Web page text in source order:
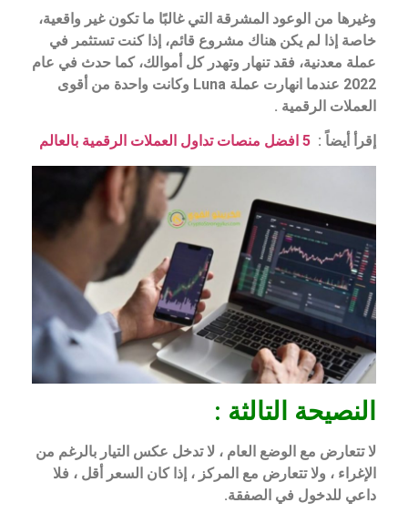
وغيرها من الوعود المشرقة التي غالبًا ما تكون غير واقعية،
خاصة إذا لم يكن هناك مشروع قائم، إذا كنت تستثمر في
عملة معدنية، فقد تنهار وتهدر كل أموالك، كما حدث في عام
2022 عندما انهارت عملة Luna وكانت واحدة من أقوى
العملات الرقمية .
إقرأ أيضاً : 5 افضل منصات تداول العملات الرقمية بالعالم
النصيحة التالثة :
لا تتعارض مع الوضع العام ، لا تدخل عكس التيار بالرغم من
الإغراء ، ولا تتعارض مع المركز ، إذا كان السعر أقل ، فلا
داعي للدخول في الصفقة.